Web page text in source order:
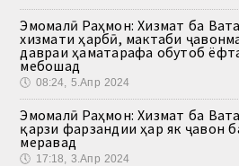
Эмомалӣ Раҳмон: Хизмат ба
хизмати ҳарбӣ, мактаби
давраи ҳаматарафа обутоб
мебошад
🕔 08:24, 5.Апр 2024
Эмомалӣ Раҳмон: Хизмат ба
қарзи фарзандии ҳар як ҷавон
меравад
🕔 17:18, 3.Апр 2024